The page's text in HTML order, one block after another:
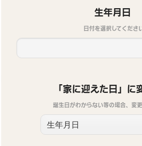
生年月日
日付を選択してくださ
「家に迎えた日」に
誕生日がわからない等の場合、変